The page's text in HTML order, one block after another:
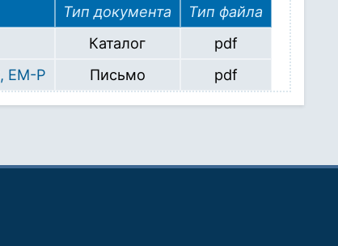
Тип документа
Тип файла
Каталог
pdf
EM-P
Письмо pdf